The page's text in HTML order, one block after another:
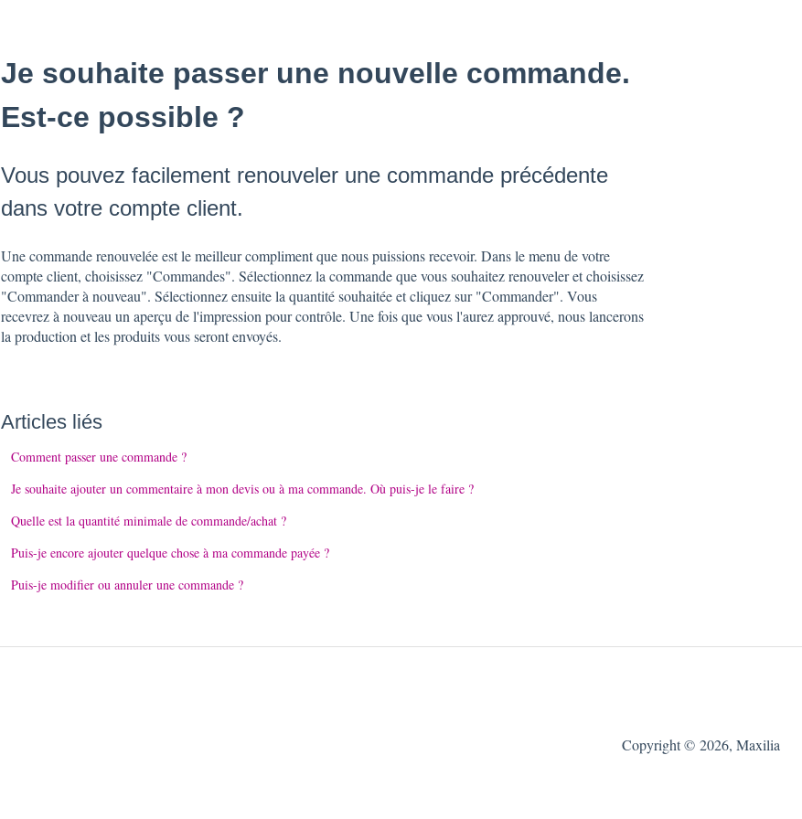
Je souhaite passer une nouvelle commande.
Est-ce possible ?
Vous pouvez facilement renouveler une commande précédente
dans votre compte client.
Une commande renouvelée est le meilleur compliment que nous puissions recevoir. Dans le menu de votre
compte client, choisissez "Commandes". Sélectionnez la commande que vous souhaitez renouveler et choisissez
"Commander à nouveau". Sélectionnez ensuite la quantité souhaitée et cliquez sur "Commander". Vous
recevrez à nouveau un aperçu de l'impression pour contrôle. Une fois que vous l'aurez approuvé, nous lancerons
la production et les produits vous seront envoyés.
Articles liés
Comment passer une commande ?
Je souhaite ajouter un commentaire à mon devis ou à ma commande. Où puis-je le faire ?
Quelle est la quantité minimale de commande/achat ?
Puis-je encore ajouter quelque chose à ma commande payée ?
Puis-je modifier ou annuler une commande ?
Copyright © 2026, Maxilia